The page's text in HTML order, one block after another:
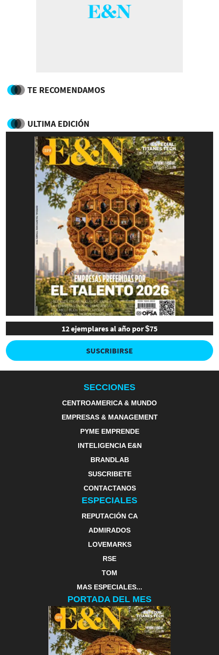
TE RECOMENDAMOS
ULTIMA EDICIÓN
12 ejemplares al año por $75
SUSCRIBIRSE
SECCIONES
CENTROAMERICA & MUNDO
EMPRESAS & MANAGEMENT
PYME EMPRENDE
INTELIGENCIA E&N
BRANDLAB
SUSCRIBETE
CONTACTANOS
ESPECIALES
REPUTACIÓN CA
ADMIRADOS
LOVEMARKS
RSE
TOM
MAS ESPECIALES...
PORTADA DEL MES